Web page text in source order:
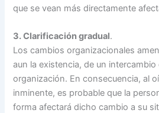
que se vean más directamente
3. Clarificación gradual.
Los cambios organizacionales
aun la existencia, de un
organización. En consecuencia, al
inminente, es probable que la
forma afectará dicho cambio a su